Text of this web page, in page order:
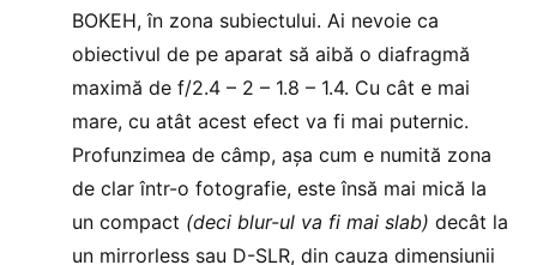
BOKEH, în zona subiectului. Ai nevoie ca
obiectivul de pe aparat să aibă o diafragmă
maximă de f/2.4 – 2 – 1.8 – 1.4. Cu cât e mai
mare, cu atât acest efect va fi mai puternic.
Profunzimea de câmp, așa cum e numită zona
de clar într-o fotografie, este însă mai mică la
un compact (deci blur-ul va fi mai slab) decât la
un mirrorless sau D-SLR, din cauza dimensiunii